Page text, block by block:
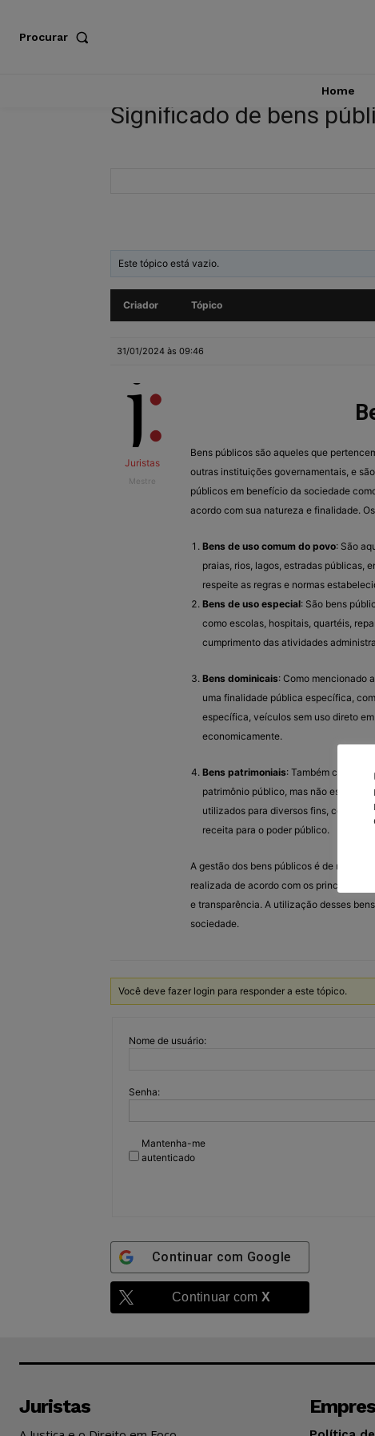
Procurar
Home
Significado de bens
Este tópico está vazio.
Criador Tópico
31/01/2024 às 09:46
Juristas
Mestre
Bens públicos são aqueles que
outras instituições governamentais, e
públicos em benefício da sociedade
acordo com sua natureza e finalidade.
Bens de uso comum do povo: São
praias, rios, lagos, estradas públicas,
respeite as regras e normas
Bens de uso especial: São bens
como escolas, hospitais, quartéis,
cumprimento das atividades
Bens dominicais: Como mencionado
uma finalidade pública específica,
específica, veículos sem uso direto
economicamente.
Bens patrimoniais: Também
patrimônio público, mas não estão
utilizados para diversos fins, como
receita para o poder público.
A gestão dos bens públicos é de
realizada de acordo com os princípios
e transparência. A utilização desses
sociedade.
Você deve fazer login para responder a este tópico.
Nome de usuário:
Senha:
Mantenha-me
autenticado
Continuar com Google
Continuar com X
Juristas